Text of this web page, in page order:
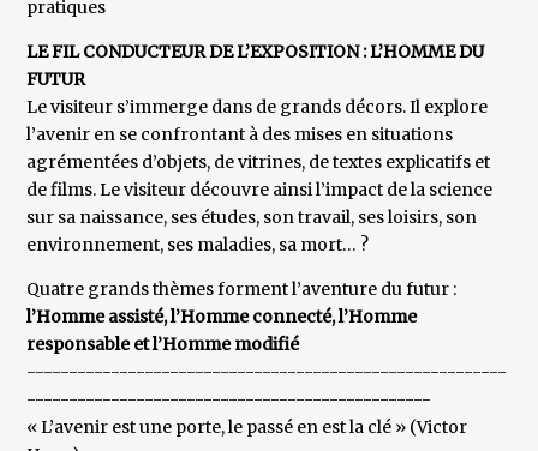
pratiques
LE FIL CONDUCTEUR DE L’EXPOSITION : L’HOMME DU
FUTUR
Le visiteur s’immerge dans de grands décors. Il explore
l’avenir en se confrontant à des mises en situations
agrémentées d’objets, de vitrines, de textes explicatifs et
de films. Le visiteur découvre ainsi l’impact de la science
sur sa naissance, ses études, son travail, ses loisirs, son
environnement, ses maladies, sa mort… ?
Quatre grands thèmes forment l’aventure du futur :
l’Homme assisté, l’Homme connecté, l’Homme
responsable et l’Homme modifié
---------------------------------------------------------
------------------------------------------------
« L’avenir est une porte, le passé en est la clé » (Victor